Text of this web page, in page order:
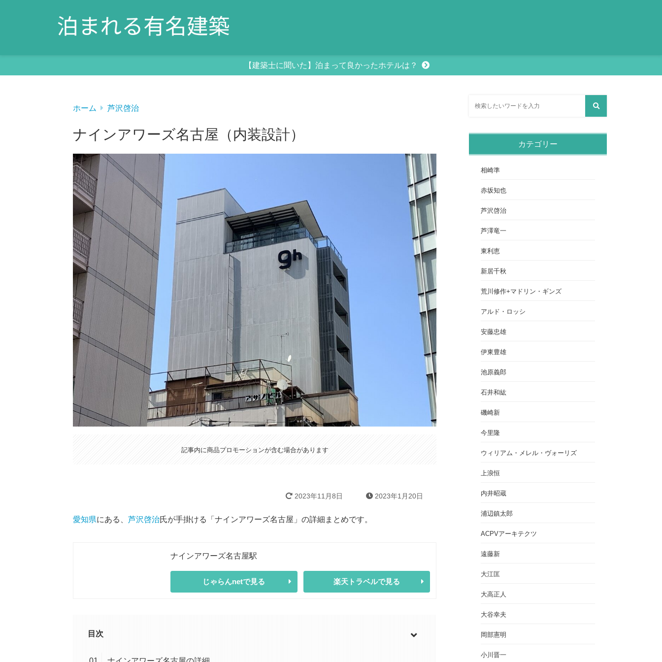
【建築士に聞いた】泊まって良かったホテルは？
ホーム 芦沢啓治
ナインアワーズ名古屋（内装設計）
2023年11月8日 2023年1月20日
記事内に商品プロモーションが含む場合があります
愛知県にある、 芦沢啓治氏が手掛ける「ナインアワーズ名古屋」の詳細まとめです。
ナインアワーズ名古屋駅
じゃらんnetで見る 楽天トラベルで見る
目次
カテゴリー
相崎準
赤坂知也
芦沢啓治
芦澤竜一
東利恵
新居千秋
荒川修作+マドリン・ギンズ
アルド・ロッシ
安藤忠雄
伊東豊雄
池原義郎
石井和紘
磯崎新
今里隆
ウィリアム・メレル・ヴォーリズ
上浪恒
内井昭蔵
浦辺鎮太郎
ACPVアーキテクツ
遠藤新
大江匡
大高正人
大谷幸夫
岡部憲明
小川晋一